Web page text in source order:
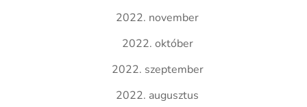
2022. november
2022. október
2022. szeptember
2022. augusztus